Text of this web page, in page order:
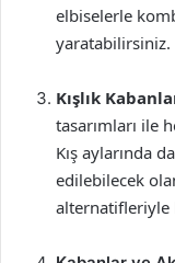
elbiselerle
yaratabilirsiniz.
Kışlık
tasarımları ile
Kış aylarında
edilebilecek
alternatifleriyle